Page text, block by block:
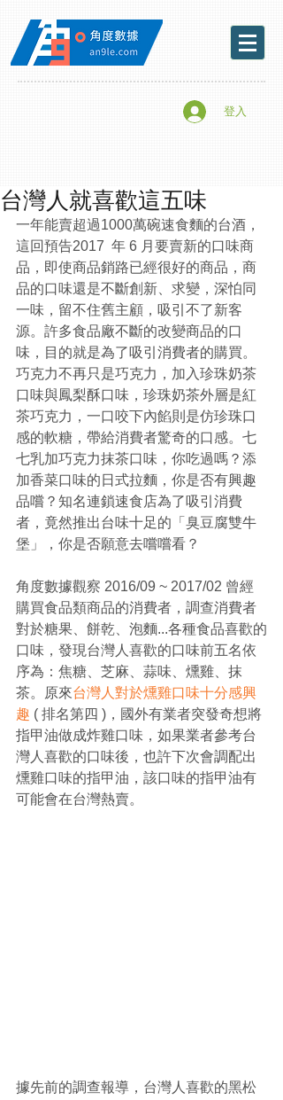
登入
台灣人就喜歡這五味
一年能賣超過1000萬碗速食麵的台酒，
這回預告2017  年 6 月要賣新的口味商
品，即使商品銷路已經很好的商品，商
品的口味還是不斷創新、求變，深怕同
一味，留不住舊主顧，吸引不了新客
源。許多食品廠不斷的改變商品的口
味，目的就是為了吸引消費者的購買。
巧克力不再只是巧克力，加入珍珠奶茶
口味與鳳梨酥口味，珍珠奶茶外層是紅
茶巧克力，一口咬下內餡則是仿珍珠口
感的軟糖，帶給消費者驚奇的口感。七
七乳加巧克力抹茶口味，你吃過嗎？添
加香菜口味的日式拉麵，你是否有興趣
品嚐？知名連鎖速食店為了吸引消費
者，竟然推出台味十足的「臭豆腐雙牛
堡」，你是否願意去嚐嚐看？
角度數據觀察 2016/09 ~ 2017/02 曾經
購買食品類商品的消費者，調查消費者
對於糖果、餅乾、泡麵...各種食品喜歡的
口味，發現台灣人喜歡的口味前五名依
序為：焦糖、芝麻、蒜味、燻雞、抹
茶。原來台灣人對於燻雞口味十分感興
趣 ( 排名第四 )，國外有業者突發奇想將
指甲油做成炸雞口味，如果業者參考台
灣人喜歡的口味後，也許下次會調配出
燻雞口味的指甲油，該口味的指甲油有
可能會在台灣熱賣。
據先前的調查報導，台灣人喜歡的黑松